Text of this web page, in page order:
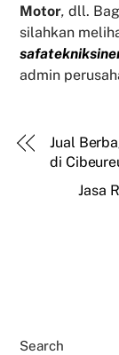
Motor, dll.
silahkan
admin
Jual
di
Jasa
Search